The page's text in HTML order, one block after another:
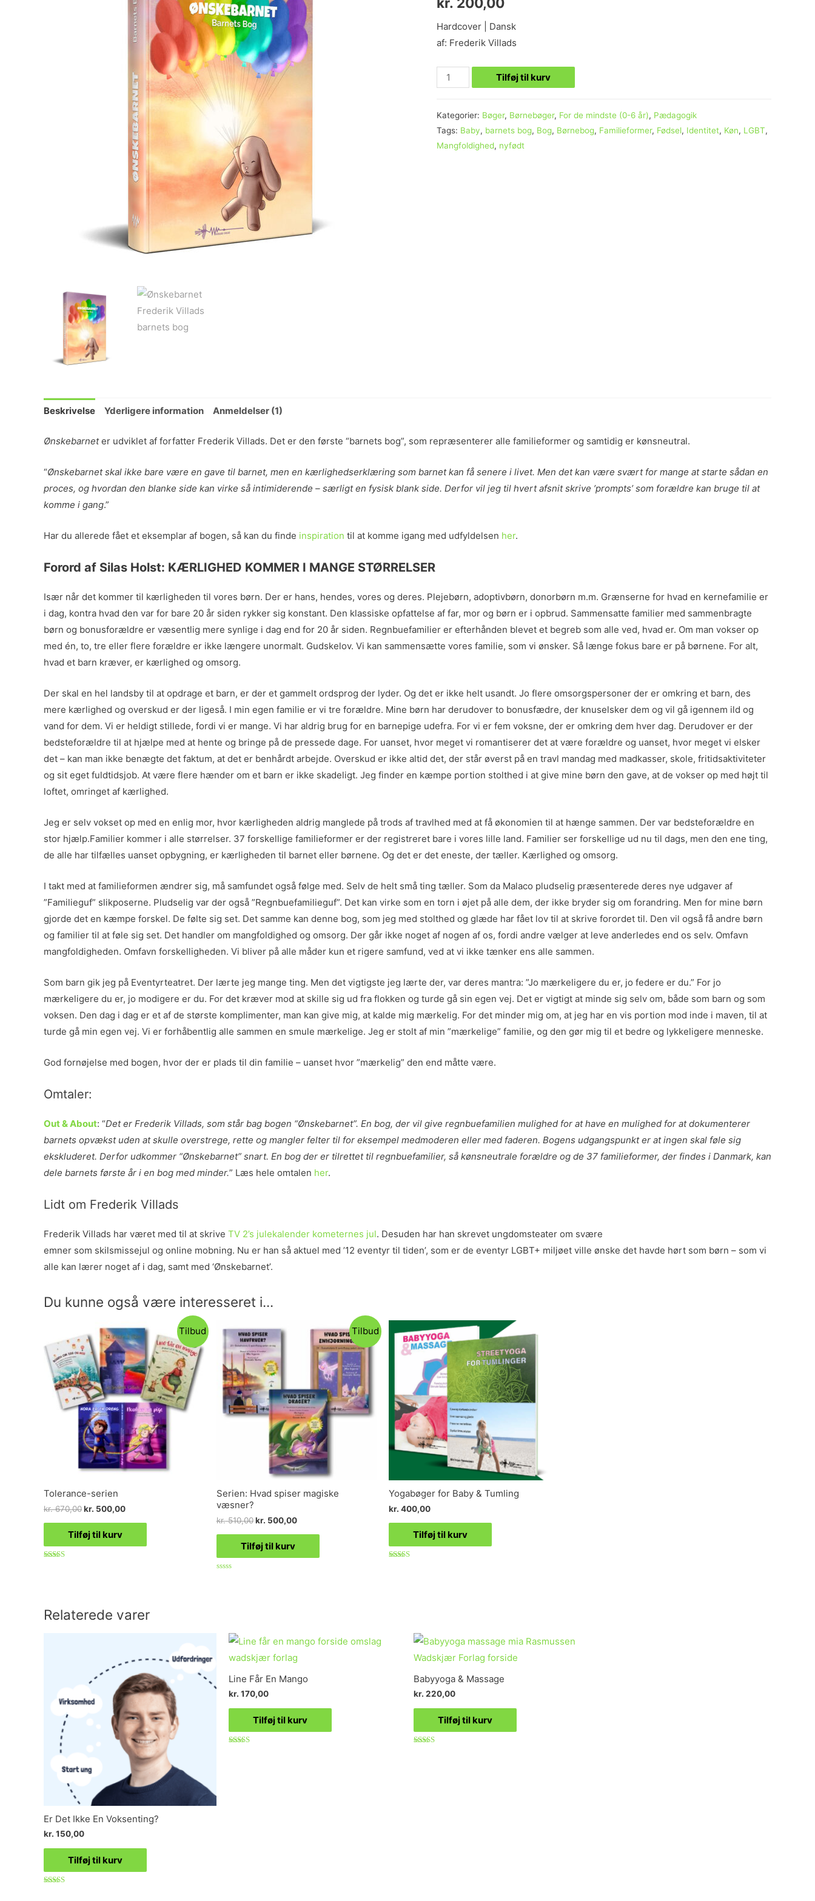
baseret på
Hardcover | Dansk
af: Frederik Villads
Tilføj til kurv
Kategorier: Bøger, Børnebøger, For de mindste (0-6 år), Pædagogik
Tags: Baby, barnets bog, Bog, Børnebog, Familieformer, Fødsel, Identitet, Køn, LGBT,
Mangfoldighed, nyfødt
Beskrivelse Yderligere information Anmeldelser (1)
Ønskebarneter udviklet af forfatter Frederik Villads. Det er den første “barnets bog”, som repræsenterer alle familieformer og samtidig er kønsneutral.
“Ønskebarnetskal ikke bare være en gave til barnet, men en kærlighedserklæring som barnet kan få senere i livet. Men det kan være svært for mange at starte sådan en
proces, og hvordan den blanke side kan virke så intimiderende – særligt en fysisk blank side. Derfor vil jeg til hvert afsnit skrive ’prompts’ som forældre kan bruge til at
komme i gang.”
Har du allerede fået et eksemplar af bogen, så kan du finde inspiration til at komme igang med udfyldelsen her.
Forord af Silas Holst: KÆRLIGHED KOMMER I MANGE STØRRELSER
Især når det kommer til kærligheden til vores børn. Der er hans, hendes, vores og deres. Plejebørn, adoptivbørn, donorbørn m.m. Grænserne for hvad en kernefamilie er
i dag, kontra hvad den var for bare 20 år siden rykker sig konstant. Den klassiske opfattelse af far, mor og børn er i opbrud. Sammensatte familier med sammenbragte
børn og bonusforældre er væsentlig mere synlige i dag end for 20 år siden. Regnbuefamilier er efterhånden blevet et begreb som alle ved, hvad er. Om man vokser op
med én, to, tre eller flere forældre er ikke længere unormalt. Gudskelov. Vi kan sammensætte vores familie, som vi ønsker. Så længe fokus bare er på børnene. For alt,
hvad et barn kræver, er kærlighed og omsorg.
Der skal en hel landsby til at opdrage et barn, er der et gammelt ordsprog der lyder. Og det er ikke helt usandt. Jo flere omsorgspersoner der er omkring et barn, des
mere kærlighed og overskud er der ligeså. I min egen familie er vi tre forældre. Mine børn har derudover to bonusfædre, der knuselsker dem og vil gå igennem ild og
vand for dem. Vi er heldigt stillede, fordi vi er mange. Vi har aldrig brug for en barnepige udefra. For vi er fem voksne, der er omkring dem hver dag. Derudover er der
bedsteforældre til at hjælpe med at hente og bringe på de pressede dage. For uanset, hvor meget vi romantiserer det at være forældre og uanset, hvor meget vi elsker
det – kan man ikke benægte det faktum, at det er benhårdt arbejde. Overskud er ikke altid det, der står øverst på en travl mandag med madkasser, skole, fritidsaktiviteter
og sit eget fuldtidsjob. At være flere hænder om et barn er ikke skadeligt. Jeg finder en kæmpe portion stolthed i at give mine børn den gave, at de vokser op med højt til
loftet, omringet af kærlighed.
Jeg er selv vokset op med en enlig mor, hvor kærligheden aldrig manglede på trods af travlhed med at få økonomien til at hænge sammen. Der var bedsteforældre en
stor hjælp.Familier kommer i alle størrelser. 37 forskellige familieformer er der registreret bare i vores lille land. Familier ser forskellige ud nu til dags, men den ene ting,
de alle har tilfælles uanset opbygning, er kærligheden til barnet eller børnene. Og det er det eneste, der tæller. Kærlighed og omsorg.
I takt med at familieformen ændrer sig, må samfundet også følge med. Selv de helt små ting tæller. Som da Malaco pludselig præsenterede deres nye udgaver af
”Familieguf” slikposerne. Pludselig var der også ”Regnbuefamilieguf”. Det kan virke som en torn i øjet på alle dem, der ikke bryder sig om forandring. Men for mine børn
gjorde det en kæmpe forskel. De følte sig set. Det samme kan denne bog, som jeg med stolthed og glæde har fået lov til at skrive forordet til. Den vil også få andre børn
og familier til at føle sig set. Det handler om mangfoldighed og omsorg. Der går ikke noget af nogen af os, fordi andre vælger at leve anderledes end os selv. Omfavn
mangfoldigheden. Omfavn forskelligheden. Vi bliver på alle måder kun et rigere samfund, ved at vi ikke tænker ens alle sammen.
Som barn gik jeg på Eventyrteatret. Der lærte jeg mange ting. Men det vigtigste jeg lærte der, var deres mantra: ”Jo mærkeligere du er, jo federe er du.” For jo
mærkeligere du er, jo modigere er du. For det kræver mod at skille sig ud fra flokken og turde gå sin egen vej. Det er vigtigt at minde sig selv om, både som barn og som
voksen. Den dag i dag er et af de største komplimenter, man kan give mig, at kalde mig mærkelig. For det minder mig om, at jeg har en vis portion mod inde i maven, til at
turde gå min egen vej. Vi er forhåbentlig alle sammen en smule mærkelige. Jeg er stolt af min ”mærkelige” familie, og den gør mig til et bedre og lykkeligere menneske.
God fornøjelse med bogen, hvor der er plads til din familie – uanset hvor ”mærkelig” den end måtte være.
Omtaler:
Out & About: “Det er Frederik Villads, som står bag bogen “Ønskebarnet”. En bog, der vil give regnbuefamilien mulighed for at have en mulighed for at dokumenterer
barnets opvækst uden at skulle overstrege, rette og mangler felter til for eksempel medmoderen eller med faderen. Bogens udgangspunkt er at ingen skal føle sig
ekskluderet. Derfor udkommer “Ønskebarnet” snart. En bog der er tilrettet til regnbuefamilier, så kønsneutrale forældre og de 37 familieformer, der findes i Danmark, kan
dele barnets første år i en bog med minder.” Læs hele omtalen her.
Lidt om Frederik Villads
Frederik Villads har været med til at skrive TV 2’s julekalender kometernes jul. Desuden har han skrevet ungdomsteater om svære
emner som skilsmissejul og online mobning. Nu er han så aktuel med ’12 eventyr til tiden’, som er de eventyr LGBT+ miljøet ville ønske det havde hørt som børn – som vi
alle kan lærer noget af i dag, samt med ‘Ønskebarnet’.
Du kunne også være interesseret i...
Tilbud
Tolerance-serien
kr.670,00kr. 500,00
Tilføj til kurv
Tilbud
Serien: Hvad spiser magiske
væsner?
kr.510,00 kr. 500,00
Tilføj til kurv
Yogabøger for Baby & Tumling
kr. 400,00
Tilføj til kurv
Relaterede varer
Er Det Ikke En Voksenting?
kr. 150,00
Tilføj til kurv
Line Får En Mango
kr. 170,00
Tilføj til kurv
Babyyoga & Massage
kr. 220,00
Tilføj til kurv